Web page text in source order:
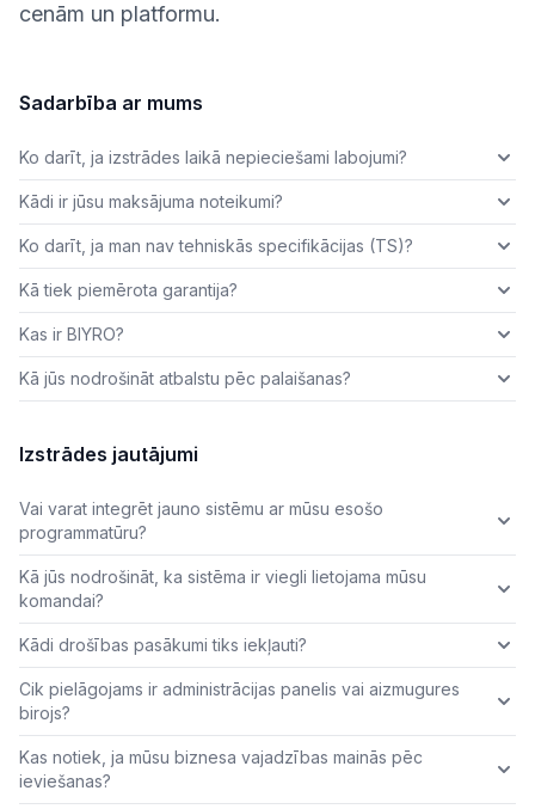
cenām un platformu.
Sadarbība ar mums
Ko darīt, ja izstrādes laikā nepieciešami labojumi?
Kādi ir jūsu maksājuma noteikumi?
Ko darīt, ja man nav tehniskās specifikācijas (TS)?
Kā tiek piemērota garantija?
Kas ir BIYRO?
Kā jūs nodrošināt atbalstu pēc palaišanas?
Izstrādes jautājumi
Vai varat integrēt jauno sistēmu ar mūsu esošo
programmatūru?
Kā jūs nodrošināt, ka sistēma ir viegli lietojama mūsu
komandai?
Kādi drošības pasākumi tiks iekļauti?
Cik pielāgojams ir administrācijas panelis vai aizmugures
birojs?
Kas notiek, ja mūsu biznesa vajadzības mainās pēc
ieviešanas?